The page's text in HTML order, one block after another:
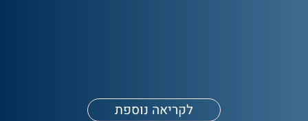
לקריאה נוספת